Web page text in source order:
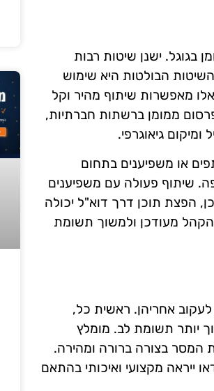
בגוגל. ישנן שיטות רבות
הבולטות היא שימוש
מאפשרות שיתוף מהיר וקל
ממומן ברשתות חברתיות,
ומיקום גיאוגרפי.
או משפיענים בתחום
שיתוף פעולה עם משפיענים
הפצת תוכן דרך דוא"ל יכולה
הקהל מעודכן ולמשוך תשומת
אחריהן. ראשית כל,
יותר תשומת לב. מומלץ
את המסר בצורה ברורה ומהירה.
ייראה מקצועי ואיכותי בהתאם